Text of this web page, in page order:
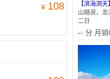
¥ 108 【滨海洞天】
山踏浪，
二日
-- 分 月